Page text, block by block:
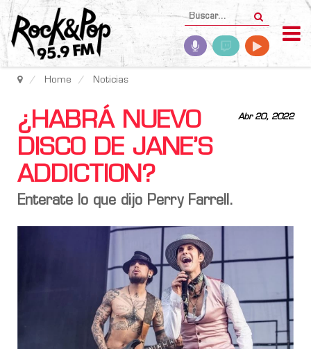
Home Noticias
Abr 20, 2022
¿HABRÁ NUEVO
DISCO DE JANE’S
ADDICTION?
Enterate lo que dijo Perry Farrell.